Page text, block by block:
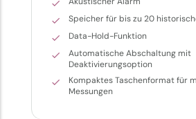
Speicher für bis zu 20
Data-Hold-Funktion
Automatische Abschaltung mit
Deaktivierungsoption
Kompaktes Taschenformat für
Messungen